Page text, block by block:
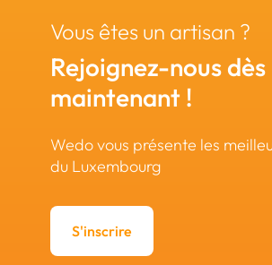
Vous êtes un artisan ?
Rejoignez-nous dès
maintenant !
Wedo vous présente les
du Luxembourg
S'inscrire